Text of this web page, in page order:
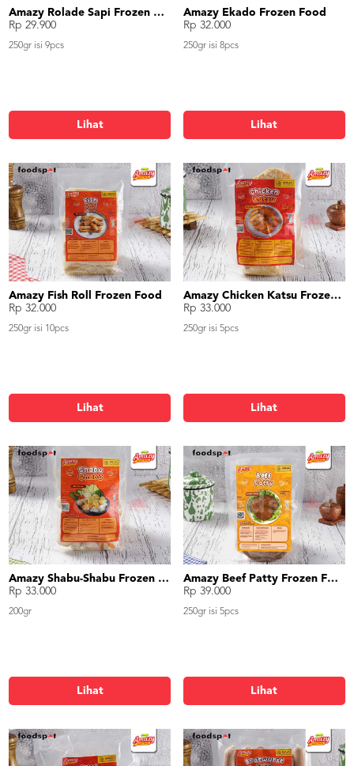
Amazy Rolade Sapi Frozen Food
Rp 29.900
250gr isi 9pcs
Lihat
Amazy Ekado Frozen Food
Rp 32.000
250gr isi 8pcs
Lihat
Amazy Fish Roll Frozen Food
Rp 32.000
250gr isi 10pcs
Lihat
Amazy Chicken Katsu Frozen Food
Rp 33.000
250gr isi 5pcs
Lihat
Amazy Shabu-Shabu Frozen Food
Rp 33.000
200gr
Lihat
Amazy Beef Patty Frozen Food
Rp 39.000
250gr isi 5pcs
Lihat